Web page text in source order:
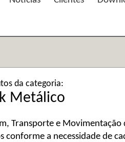
da categoria:
Metálico
Transporte e
a necessidade de